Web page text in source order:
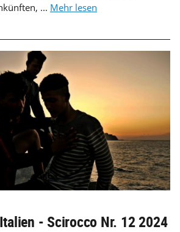
... Mehr lesen
- Scirocco Nr. 12 2024